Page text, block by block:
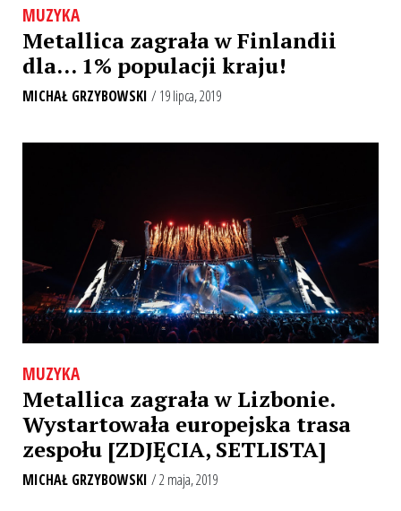
MUZYKA
Metallica zagrała w Finlandii
dla… 1% populacji kraju!
MICHAŁ GRZYBOWSKI / 19 lipca, 2019
MUZYKA
Metallica zagrała w Lizbonie.
Wystartowała europejska trasa
zespołu [ZDJĘCIA, SETLISTA]
MICHAŁ GRZYBOWSKI / 2 maja, 2019